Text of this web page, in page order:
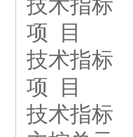
技术指标
项 目
技术指标
项 目
技术指标